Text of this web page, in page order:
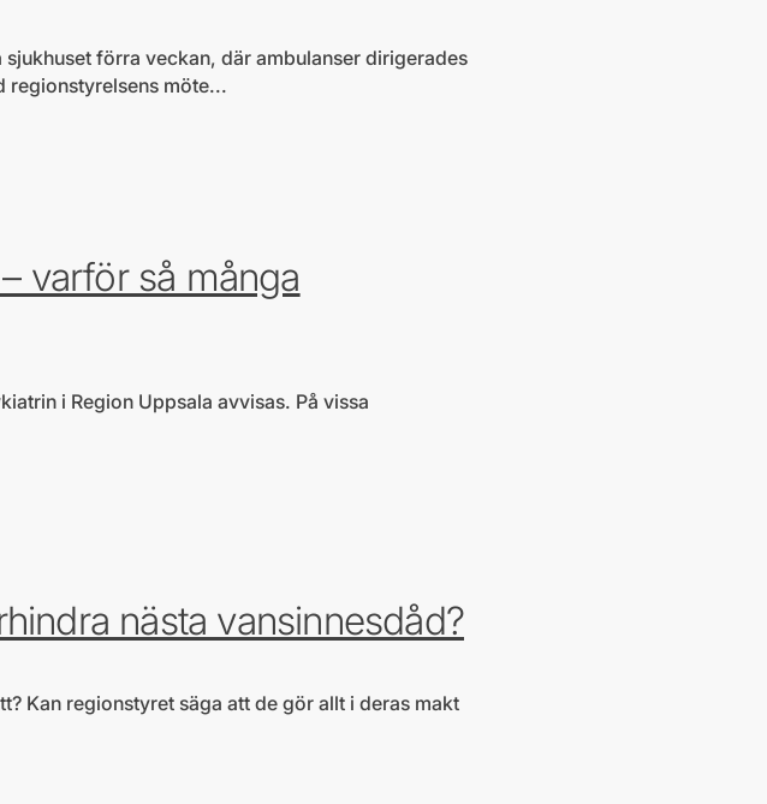
förra veckan, där ambulanser dirigerades
regionstyrelsens möte...
varför så många
i Region Uppsala avvisas. På vissa
nästa vansinnesdåd?
Kan regionstyret säga att de gör allt i deras makt